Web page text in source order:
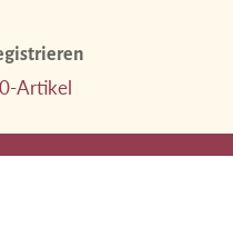
0-Artikel